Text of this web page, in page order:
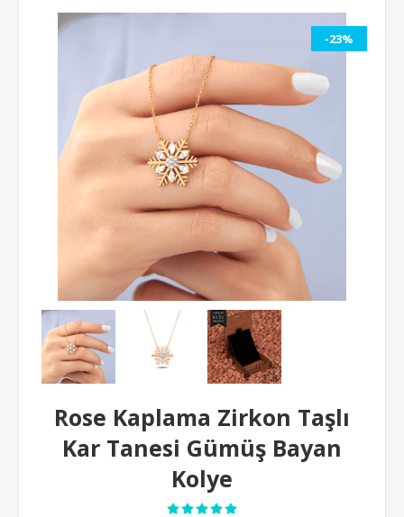
-23%
Rose Kaplama Zirkon Taşlı
Kar Tanesi Gümüş Bayan
Kolye